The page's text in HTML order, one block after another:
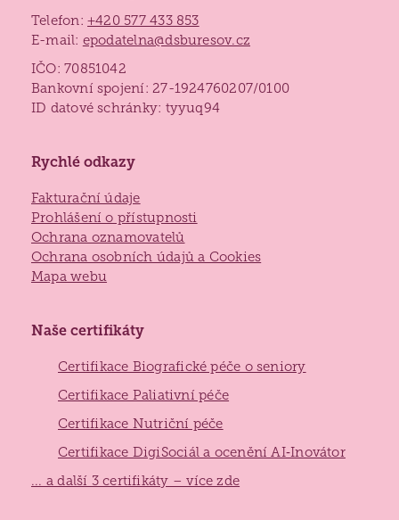
Telefon:+420 577 433 853
E-mail: epodatelna@dsburesov.cz
IČO: 70851042
Bankovní spojení: 27-1924760207/0100
ID datové schránky: tyyuq94
Rychlé odkazy
Fakturační údaje
Prohlášení o přístupnosti
Ochrana oznamovatelů
Ochrana osobních údajů a Cookies
Mapa webu
Naše certifikáty
Certifikace Biografické péče o seniory
Certifikace Paliativní péče
Certifikace Nutriční péče
Certifikace DigiSociál a ocenění AI‑Inovátor
... a další 3 certifikáty – více zde